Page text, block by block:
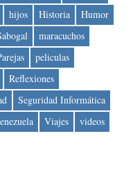
hijos Historia
Humor
maracuchos
peliculas
Reflexiones
Seguridad Informática
Viajes videos